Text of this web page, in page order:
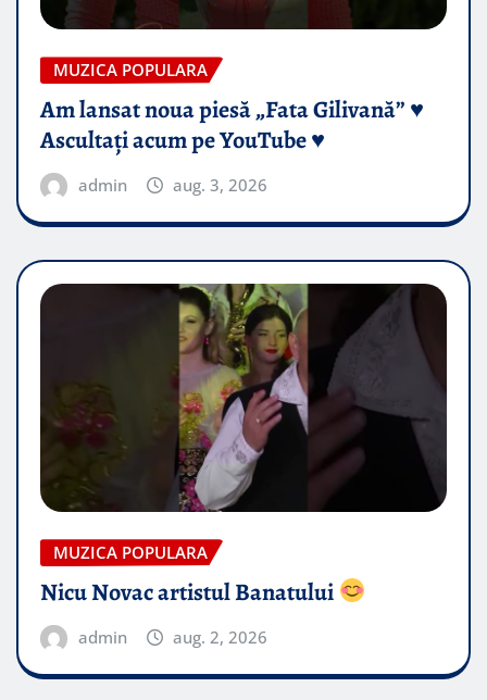
MUZICA POPULARA
Am lansat noua piesă „Fata Gilivană” ♥️
Ascultați acum pe YouTube ♥️
admin aug. 3, 2026
MUZICA POPULARA
Nicu Novac artistul Banatului
admin aug. 2, 2026